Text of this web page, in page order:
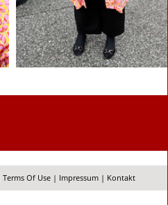
Terms Of Use| Impressum| Kontakt